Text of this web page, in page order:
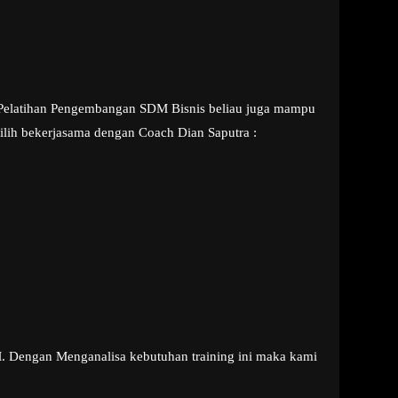
Pengembangan SDM Bisnis beliau juga mampu
bekerjasama dengan Coach Dian Saputra :
Menganalisa kebutuhan training ini maka kami